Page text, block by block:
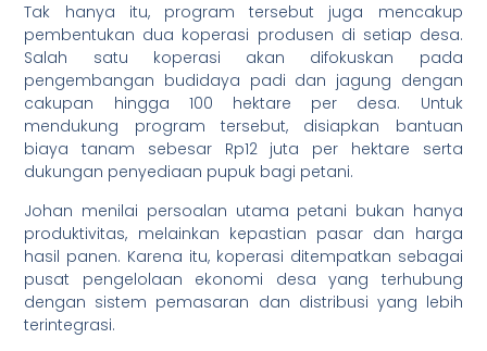
Tak hanya itu, program tersebut juga mencakup
pembentukan dua koperasi produsen di setiap desa.
Salah satu koperasi akan difokuskan pada
pengembangan budidaya padi dan jagung dengan
cakupan hingga 100 hektare per desa. Untuk
mendukung program tersebut, disiapkan bantuan
biaya tanam sebesar Rp12 juta per hektare serta
dukungan penyediaan pupuk bagi petani.
Johan menilai persoalan utama petani bukan hanya
produktivitas, melainkan kepastian pasar dan harga
hasil panen. Karena itu, koperasi ditempatkan sebagai
pusat pengelolaan ekonomi desa yang terhubung
dengan sistem pemasaran dan distribusi yang lebih
terintegrasi.